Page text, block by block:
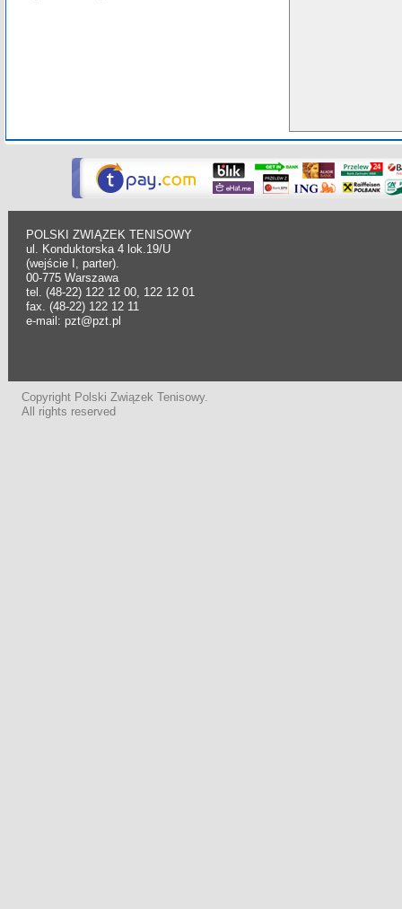
POLSKI ZWIĄZEK TENISOWY
ul. Konduktorska 4 lok.19/U
(wejście I, parter).
00-775 Warszawa
tel. (48-22) 122 12 00, 122 12 01
fax. (48-22) 122 12 11
e-mail: pzt@pzt.pl
Copyright Polski Związek Tenisowy.
All rights reserved